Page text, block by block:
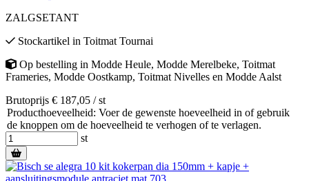
ZALGSETANT
Stockartikel in Toitmat Tournai
Op bestelling in Modde Heule, Modde Merelbeke, Toitmat
Frameries, Modde Oostkamp, Toitmat Nivelles en Modde Aalst
Brutoprijs € 187,05 / st
Producthoeveelheid: Voer de gewenste hoeveelheid in of gebruik
de knoppen om de hoeveelheid te verhogen of te verlagen.
st